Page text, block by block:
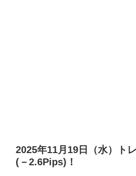
2025年11月19日（水）ト
(－2.6Pips)！